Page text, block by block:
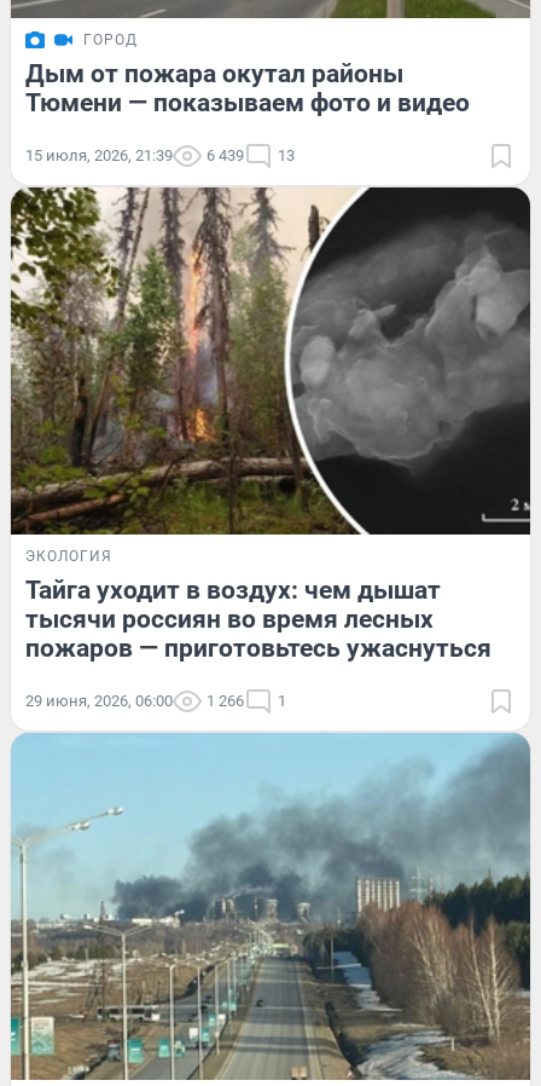
ГОРОД
Дым от пожара окутал районы
Тюмени — показываем фото и видео
15 июля, 2026, 21:39 6 439 13
ЭКОЛОГИЯ
Тайга уходит в воздух: чем дышат
тысячи россиян во время лесных
пожаров — приготовьтесь ужаснуться
29 июня, 2026, 06:00 1 266 1